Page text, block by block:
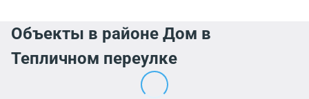
Объекты в районе Дом в
Тепличном переулке